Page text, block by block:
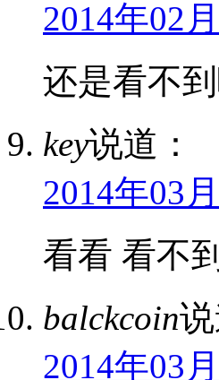
2014年02
还是看不到
key说道：
2014年03
看看 看不到
balckcoin说
2014年03